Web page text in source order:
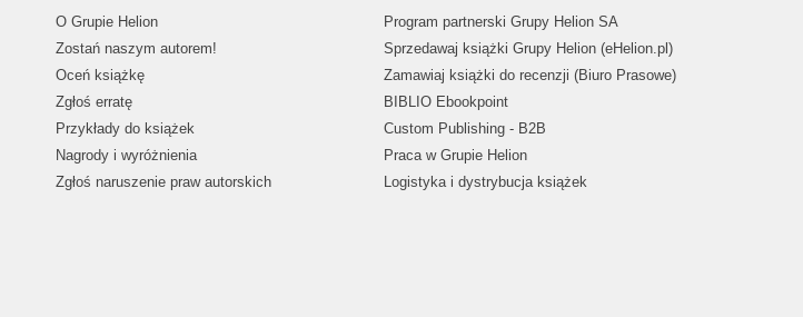
O Grupie Helion
Zostań naszym autorem!
Oceń książkę
Zgłoś erratę
Przykłady do książek
Nagrody i wyróżnienia
Zgłoś naruszenie praw autorskich
Program partnerski Grupy Helion SA
Sprzedawaj książki Grupy Helion (eHelion.pl)
Zamawiaj książki do recenzji (Biuro Prasowe)
BIBLIO Ebookpoint
Custom Publishing - B2B
Praca w Grupie Helion
Logistyka i dystrybucja książek